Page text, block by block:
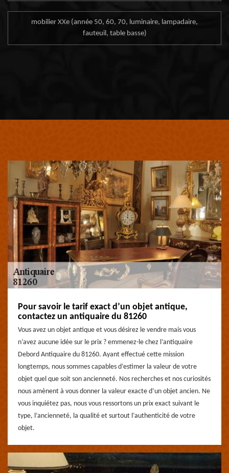
mobilier XXe (année 50, 60, 70, luminaire, lampadaire,
fauteuil, table basse)
Pour savoir le tarif exact d’un objet antique,
contactez un antiquaire du 81260
Vous avez un objet antique et vous désirez le vendre mais vous
n’avez aucune idée sur le prix ? emmenez-le chez l’antiquaire
Debord Antiquaire du 81260. Ayant effectué cette mission
longtemps, nous sommes capables d’estimer la valeur de votre
objet quel que soit son ancienneté. Nos recherches et nos curiosités
nous amènent à vous donner la valeur exacte d’un objet ancien. Ne
vous inquiétez pas, nous vous ressortons un prix exact suivant le
type, l’ancienneté, la qualité et surtout l’authenticité de votre
objet.